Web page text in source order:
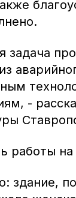
задача
-
работы
здание,